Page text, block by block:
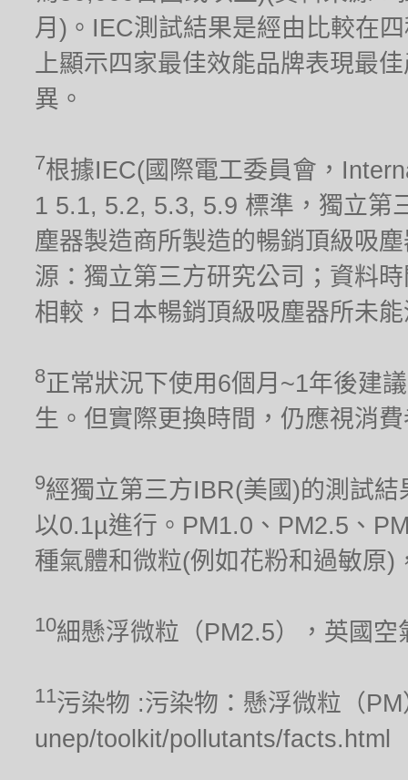
月)。IEC測試結果是經由比較在
上顯示四家最佳效能品牌表現最
異。
7根據IEC(國際電工委員會，
1 5.1, 5.2, 5.3, 5.9 標準，獨立第
塵器製造商所製造的暢銷頂級吸
源：獨立第三方研究公司；資料
相較，日本暢銷頂級吸塵器所未
8正常狀況下使用6個月~1年後建
生。但實際更換時間，仍應視消
9經獨立第三方IBR(美國)的測試
以0.1µ進行。PM1.0、PM2.5、
種氣體和微粒(例如花粉和過敏原
10細懸浮微粒（PM2.5），英國空
11污染物 :污染物：懸浮微粒（
unep/toolkit/pollutants/facts.html